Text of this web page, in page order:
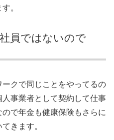
。
員ではないので
クで同じことをやってるの
事業者として契約して仕事
で年金も健康保険もさらに
きます。